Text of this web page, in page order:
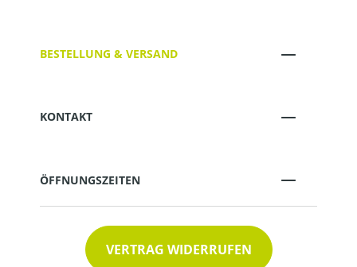
BESTELLUNG & VERSAND
KONTAKT
ÖFFNUNGSZEITEN
VERTRAG WIDERRUFEN